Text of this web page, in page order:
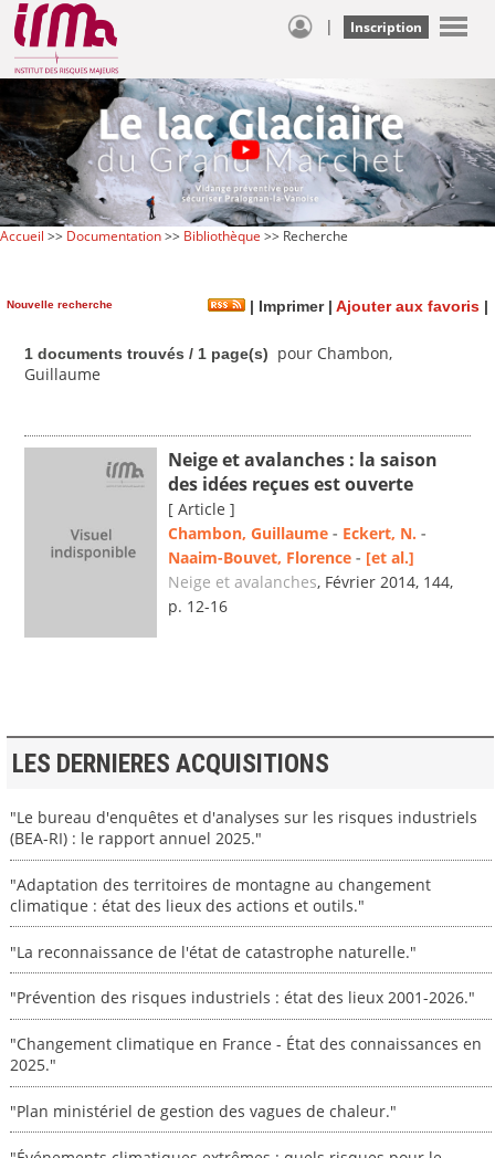
| Inscription
Accueil >> Documentation>> Bibliothèque >> Recherche
Nouvelle recherche | Imprimer| Ajouter aux favoris |
1 documents trouvés / 1 page(s)
pour Chambon,
Guillaume
Neige et avalanches : la saison
des idées reçues est ouverte
[ Article ]
Chambon, Guillaume - Eckert, N. -
Naaim-Bouvet, Florence - [et al.]
Neige et avalanches, Février 2014, 144,
p. 12-16
LES DERNIERES ACQUISITIONS
"Le bureau d'enquêtes et d'analyses sur les risques industriels
(BEA-RI) : le rapport annuel 2025."
"Adaptation des territoires de montagne au changement
climatique : état des lieux des actions et outils."
"La reconnaissance de l'état de catastrophe naturelle."
"Prévention des risques industriels : état des lieux 2001-2026."
"Changement climatique en France - État des connaissances en
2025."
"Plan ministériel de gestion des vagues de chaleur."